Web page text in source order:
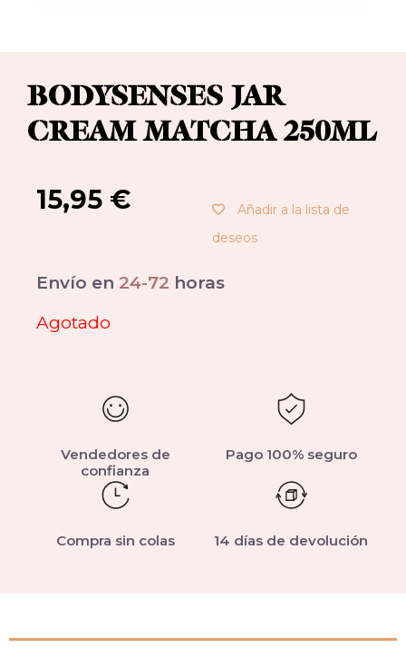
BODYSENSES JAR
CREAM MATCHA 250ML
15,95 €
Añadir a la lista de
deseos
Envío en 24-72 horas
Agotado
Vendedores de
confianza
Pago 100% seguro
Compra sin colas 14 días de devolución